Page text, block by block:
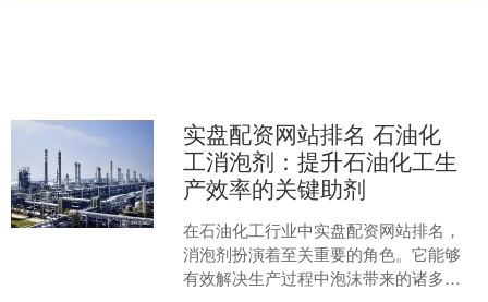
实盘配资网站排名 石油化
工消泡剂：提升石油化工生
产效率的关键助剂
在石油化工行业中实盘配资网站排名，
消泡剂扮演着至关重要的角色。它能够
有效解决生产过程中泡沫带来的诸多问